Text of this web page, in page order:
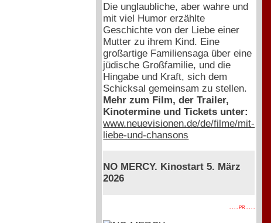
Die unglaubliche, aber wahre und
mit viel Humor erzählte
Geschichte von der Liebe einer
Mutter zu ihrem Kind. Eine
großartige Familiensaga über eine
jüdische Großfamilie, und die
Hingabe und Kraft, sich dem
Schicksal gemeinsam zu stellen.
Mehr zum Film, der Trailer,
Kinotermine und Tickets unter:
www.neuevisionen.de/de/filme/mit-
liebe-und-chansons
NO MERCY. Kinostart 5. März
2026
. . . . PR . . . .